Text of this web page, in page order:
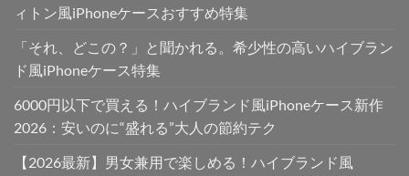
ィトン風iPhoneケースおすすめ特集
「それ、どこの？」と聞かれる。希少性の高いハイブラン
ド風iPhoneケース特集
6000円以下で買える！ハイブランド風iPhoneケース新作
2026：安いのに“盛れる”大人の節約テク
【2026最新】男女兼用で楽しめる！ハイブランド風